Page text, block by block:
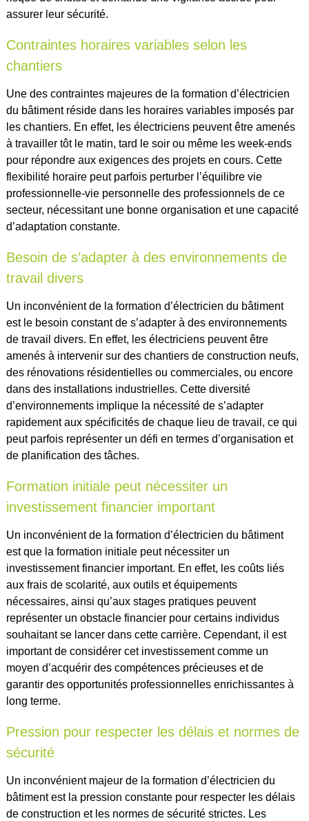
assurer leur sécurité.
Contraintes horaires variables selon les
chantiers
Une des contraintes majeures de la formation d’électricien
du bâtiment réside dans les horaires variables imposés par
les chantiers. En effet, les électriciens peuvent être amenés
à travailler tôt le matin, tard le soir ou même les week-ends
pour répondre aux exigences des projets en cours. Cette
flexibilité horaire peut parfois perturber l’équilibre vie
professionnelle-vie personnelle des professionnels de ce
secteur, nécessitant une bonne organisation et une capacité
d’adaptation constante.
Besoin de s’adapter à des environnements de
travail divers
Un inconvénient de la formation d’électricien du bâtiment
est le besoin constant de s’adapter à des environnements
de travail divers. En effet, les électriciens peuvent être
amenés à intervenir sur des chantiers de construction neufs,
des rénovations résidentielles ou commerciales, ou encore
dans des installations industrielles. Cette diversité
d’environnements implique la nécessité de s’adapter
rapidement aux spécificités de chaque lieu de travail, ce qui
peut parfois représenter un défi en termes d’organisation et
de planification des tâches.
Formation initiale peut nécessiter un
investissement financier important
Un inconvénient de la formation d’électricien du bâtiment
est que la formation initiale peut nécessiter un
investissement financier important. En effet, les coûts liés
aux frais de scolarité, aux outils et équipements
nécessaires, ainsi qu’aux stages pratiques peuvent
représenter un obstacle financier pour certains individus
souhaitant se lancer dans cette carrière. Cependant, il est
important de considérer cet investissement comme un
moyen d’acquérir des compétences précieuses et de
garantir des opportunités professionnelles enrichissantes à
long terme.
Pression pour respecter les délais et normes de
sécurité
Un inconvénient majeur de la formation d’électricien du
bâtiment est la pression constante pour respecter les délais
de construction et les normes de sécurité strictes. Les